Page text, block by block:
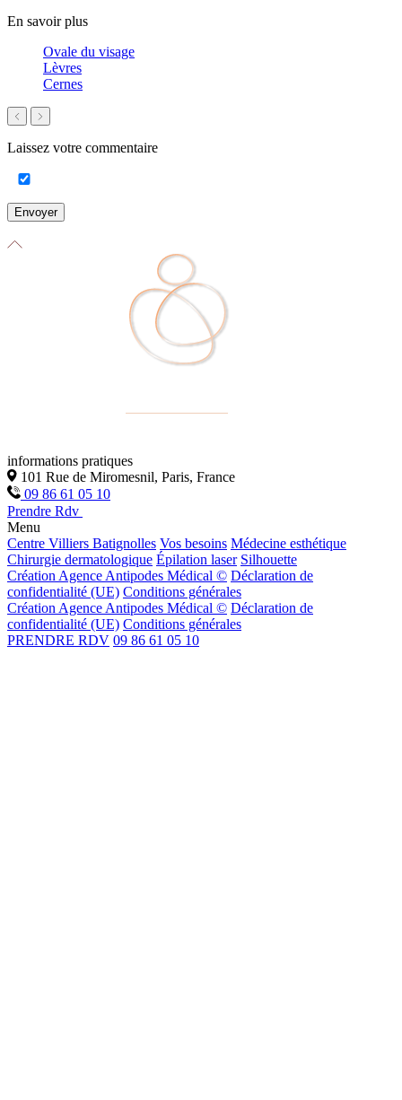
En savoir plus
Ovale du visage
Lèvres
Cernes
Laissez votre commentaire
Envoyer
informations pratiques
101 Rue de Miromesnil, Paris, France
09 86 61 05 10
Prendre Rdv
Menu
Centre Villiers Batignolles Vos besoins Médecine esthétique
Chirurgie dermatologique Épilation laser Silhouette
Création Agence Antipodes Médical © Déclaration de
confidentialité (UE) Conditions générales
Création Agence Antipodes Médical © Déclaration de
confidentialité (UE) Conditions générales
PRENDRE RDV 09 86 61 05 10